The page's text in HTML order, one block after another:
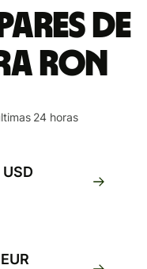
de
RON
24 horas
USD